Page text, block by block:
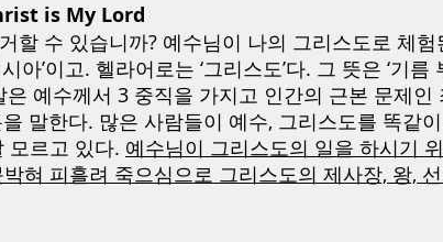
is My Lord
할 수 있습니까? 예수님이 나의 그리스도로 체험
’이고. 헬라어로는 ‘그리스도’다. 그 뜻은 ‘기름
예수께서 3 중직을 가지고 인간의 근본 문제인
말한다. 많은 사람들이 예수, 그리스도를 똑같
모르고 있다. 예수님이 그리스도의 일을 하시기
혀 피흘려 죽으심으로 그리스도의 제사장, 왕,